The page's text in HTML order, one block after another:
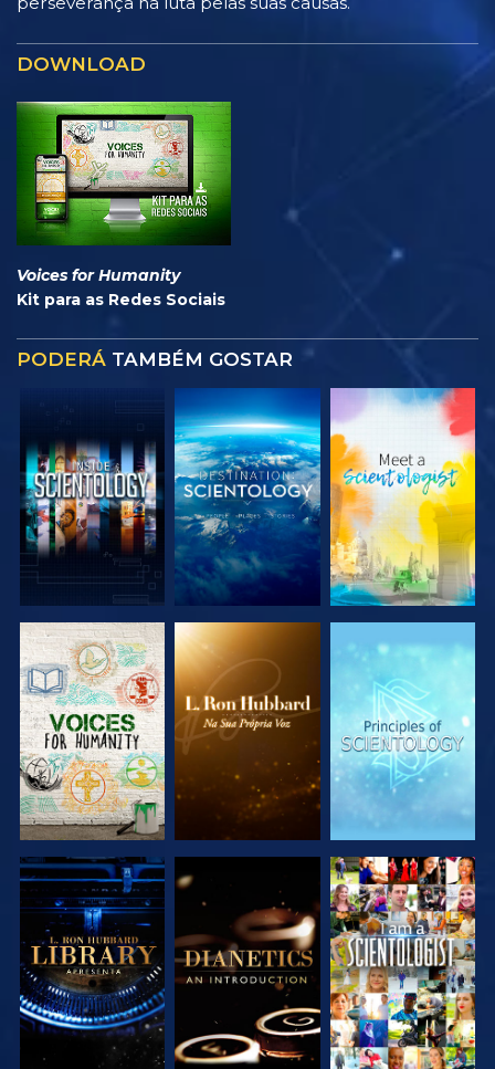
DOWNLOAD
Voices for Humanity
Kit para as Redes Sociais
PODERÁ TAMBÉM GOSTAR
EXPLORAR A
SÉRIE
EXPLORAR A
SÉRIE
EXPLORAR A
SÉRIE
EXPLORAR A
SÉRIE
EXPLORAR A
SÉRIE
VER